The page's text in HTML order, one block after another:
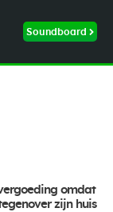
Soundboard
omdat
zijn huis